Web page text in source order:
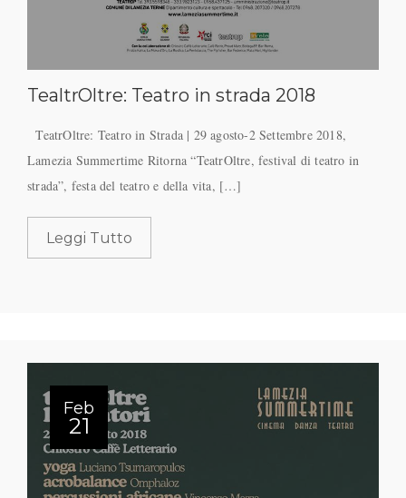
TealtrOltre: Teatro in strada 2018
TeatrOltre: Teatro in Strada | 29 agosto-2 Settembre 2018,
Lamezia Summertime Ritorna “TeatrOltre, festival di teatro in
strada”, festa del teatro e della vita, […]
Leggi Tutto
Feb
21